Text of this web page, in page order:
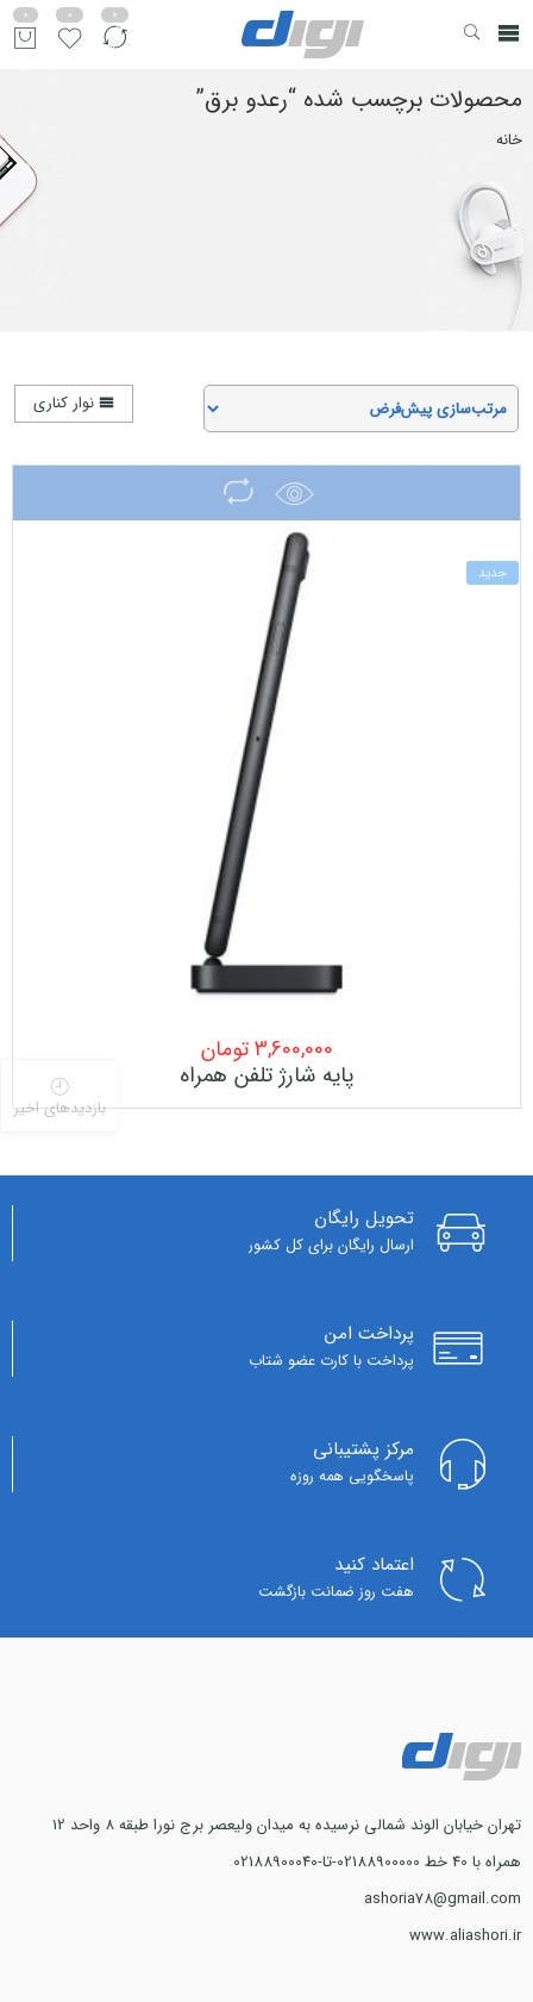
0
0
0
محصولات برچسب شده “رعدو برق”
خانه
نوار کناری
جدید
3,600,000تومان
پایه شارژ تلفن همراه
تحویل رایگان
ارسال رایگان برای کل کشور
پرداخت امن
پرداخت با کارت عضو شتاب
مرکز پشتیبانی
پاسخگویی همه روزه
اعتماد کنید
هفت روز ضمانت بازگشت
تهران خیابان الوند شمالی نرسیده به میدان ولیعصر برج نورا طبقه 8 واحد 12
همراه با 40 خط 02188900000-تا-02188900040
ashoria78@gmail.com
www.aliashori.ir
بازدیدهای اخیر